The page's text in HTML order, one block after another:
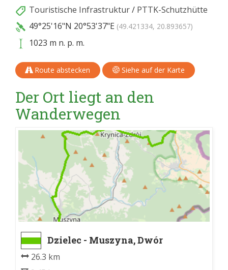
Touristische Infrastruktur/ PTTK-Schutzhütte
49°25'16"N 20°53'37"E (49.421334, 20.893657)
1023 m n. p. m.
Route abstecken Siehe auf der Karte
Der Ort liegt an den
Wanderwegen
Dzielec - Muszyna, Dwór
26.3 km